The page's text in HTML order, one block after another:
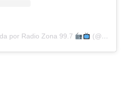
por Radio Zona 99.7 (@radiozonaconcordia)